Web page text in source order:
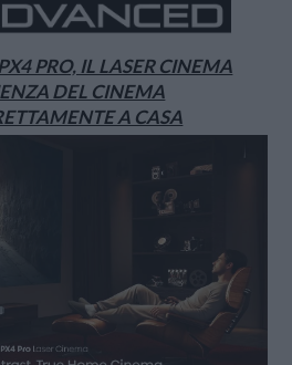
PRO, IL LASER CINEMA
DEL CINEMA
A CASA